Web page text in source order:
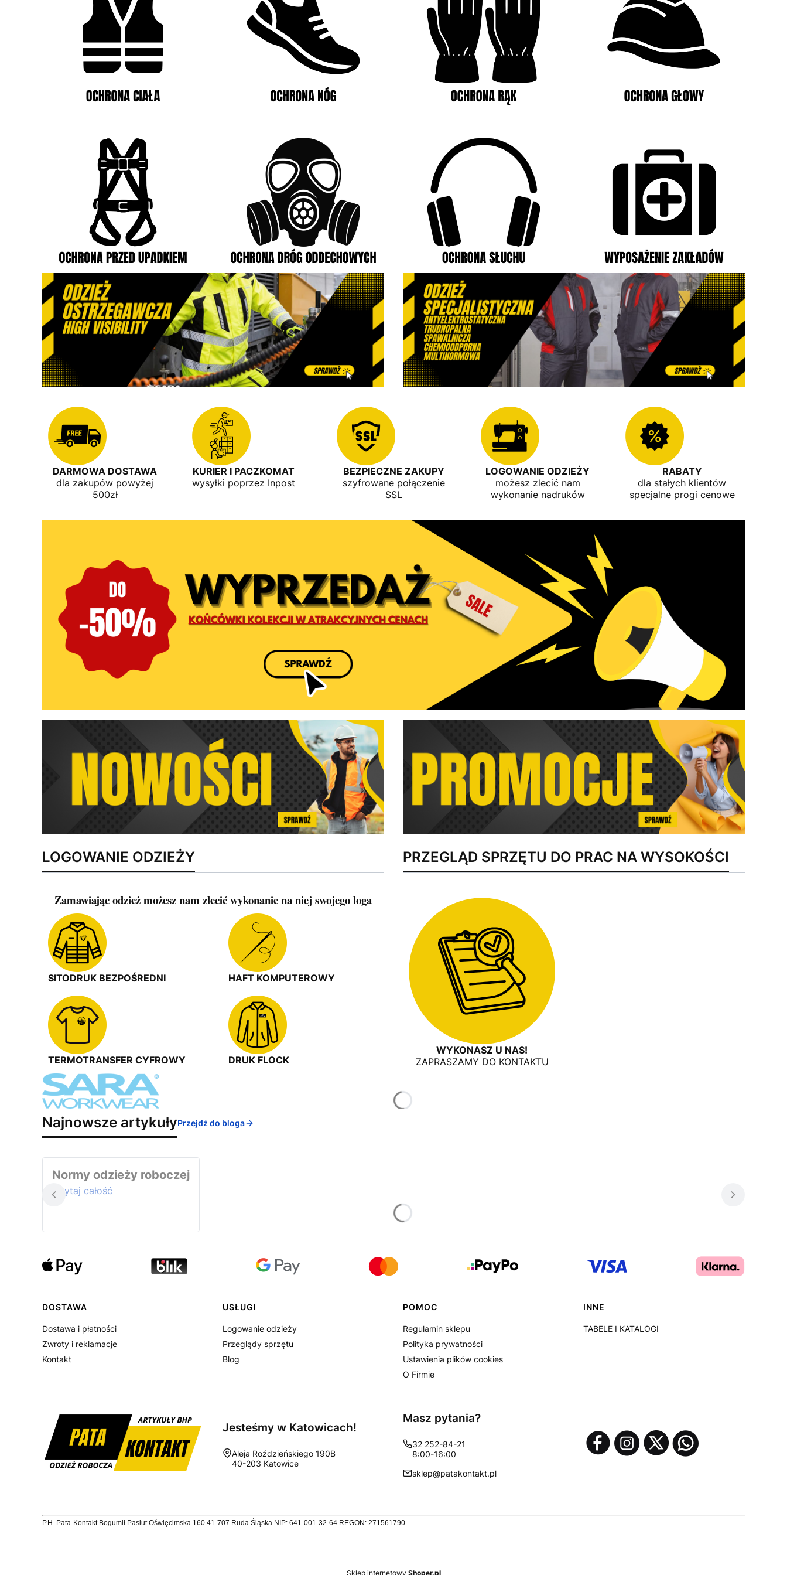
DARMOWA DOSTAWA
dla zakupów powyżej
500zł
KURIER I PACZKOMAT
wysyłki poprzez Inpost
BEZPIECZNE ZAKUPY
szyfrowane połączenie
SSL
LOGOWANIE ODZIEŻY
możesz zlecić nam
wykonanie nadruków
RABATY
dla stałych klientów
specjalne progi cenowe
LOGOWANIE ODZIEŻY
Zamawiając odzież możesz nam zlecić wykonanie na niej swojego loga
SITODRUK BEZPOŚREDNI HAFT KOMPUTEROWY
TERMOTRANSFER CYFROWY DRUK FLOCK
PRZEGLĄD SPRZĘTU DO PRAC NA WYSOKOŚCI
WYKONASZ U NAS!
ZAPRASZAMY DO KONTAKTU
Najnowsze artykułyPrzejdź do bloga
Normy odzieży roboczej
Czytaj całość
Linki w stopce
DOSTAWA
Dostawa i płatności
Zwroty i reklamacje
Kontakt
USŁUGI
Logowanie odzieży
Przeglądy sprzętu
Blog
POMOC
Regulamin sklepu
Polityka prywatności
Ustawienia plików cookies
O Firmie
INNE
TABELE I KATALOGI
Jesteśmy w Katowicach!
Adres:
Aleja Roździeńskiego 190B
40-203 Katowice
Masz pytania?
32 252-84-21
8:00-16:00
sklep@patakontakt.pl
P.H. Pata-Kontakt Bogumił Pasiut Oświęcimska 160 41-707 Ruda Śląska NIP: 641-001-32-64 REGON: 271561790
Sklep internetowy Shoper.pl